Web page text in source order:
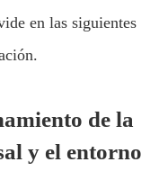
en las siguientes
de la
y el entorno